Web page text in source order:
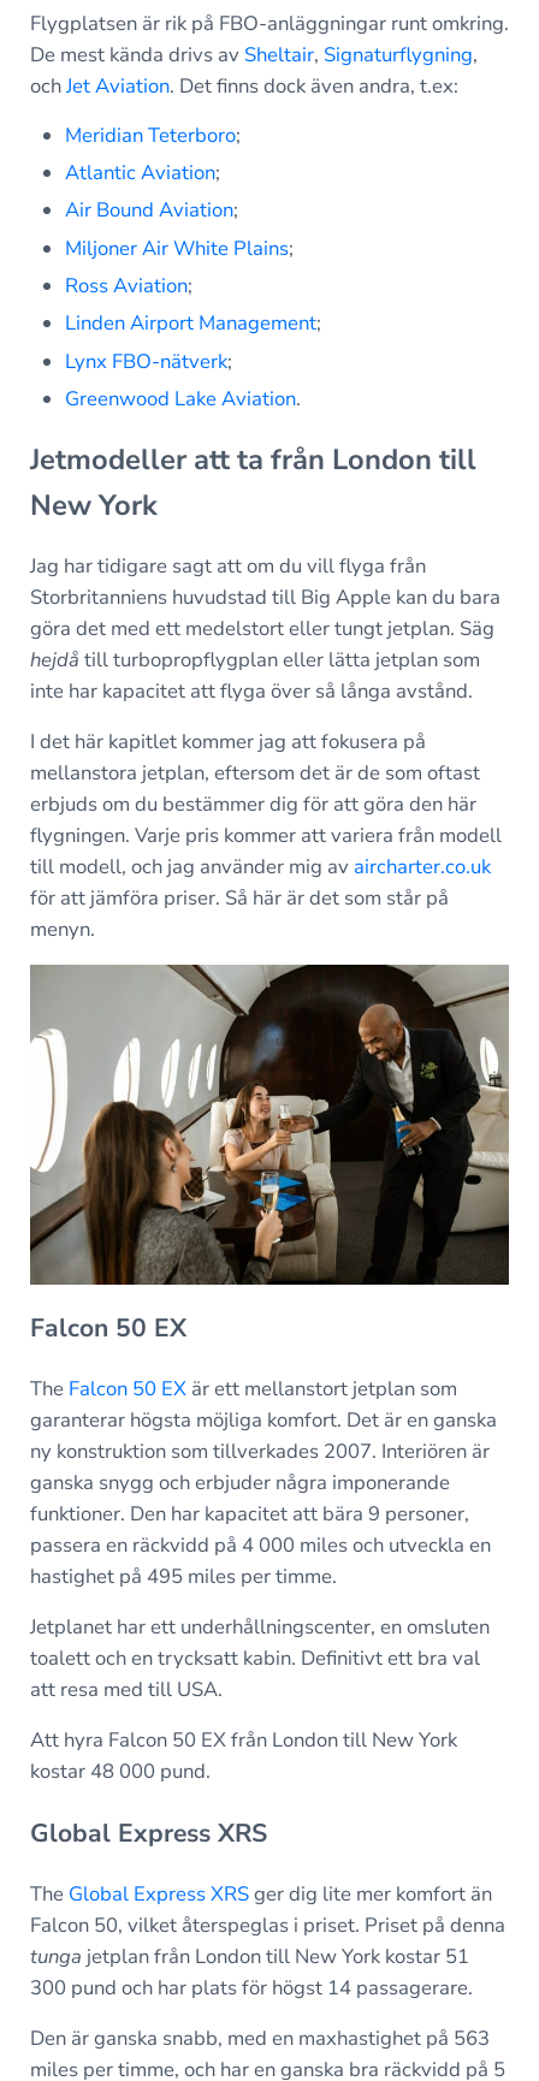
Flygplatsen är rik på FBO-anläggningar runt omkring.
De mest kända drivs av Sheltair, Signaturflygning,
ochJet Aviation. Det finns dock även andra, t.ex:
Meridian Teterboro;
Atlantic Aviation;
Air Bound Aviation;
Miljoner Air White Plains;
Ross Aviation;
Linden Airport Management;
Lynx FBO-nätverk;
Greenwood Lake Aviation.
Jetmodeller att ta från London till
New York
Jag har tidigare sagt att om du vill flyga från
Storbritanniens huvudstad till Big Apple kan du bara
göra det med ett medelstort eller tungt jetplan. Säg
hejdå till turbopropflygplan eller lätta jetplan som
inte har kapacitet att flyga över så långa avstånd.
I det här kapitlet kommer jag att fokusera på
mellanstora jetplan, eftersom det är de som oftast
erbjuds om du bestämmer dig för att göra den här
flygningen. Varje pris kommer att variera från modell
till modell, och jag använder mig av aircharter.co.uk
för att jämföra priser. Så här är det som står på
menyn.
Falcon 50 EX
The Falcon 50 EXär ett mellanstort jetplan som
garanterar högsta möjliga komfort. Det är en ganska
ny konstruktion som tillverkades 2007. Interiören är
ganska snygg och erbjuder några imponerande
funktioner. Den har kapacitet att bära 9 personer,
passera en räckvidd på 4 000 miles och utveckla en
hastighet på 495 miles per timme.
Jetplanet har ett underhållningscenter, en omsluten
toalett och en trycksatt kabin. Definitivt ett bra val
att resa med till USA.
Att hyra Falcon 50 EX från London till New York
kostar 48 000 pund.
Global Express XRS
The Global Express XRSger dig lite mer komfort än
Falcon 50, vilket återspeglas i priset. Priset på denna
tunga jetplan från London till New York kostar 51
300 pund och har plats för högst 14 passagerare.
Den är ganska snabb, med en maxhastighet på 563
miles per timme, och har en ganska bra räckvidd på 5